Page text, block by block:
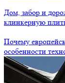
Дом, забор и
клинкерную
Почему
особенности